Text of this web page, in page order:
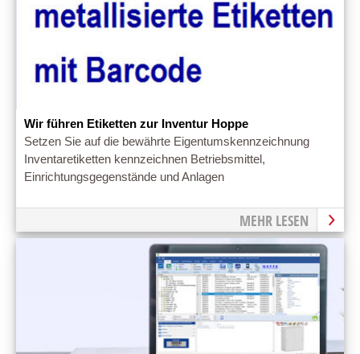
Wir führen Etiketten zur Inventur Hoppe
Setzen Sie auf die bewährte Eigentumskennzeichnung
Inventaretiketten kennzeichnen Betriebsmittel,
Einrichtungsgegenstände und Anlagen
MEHR LESEN